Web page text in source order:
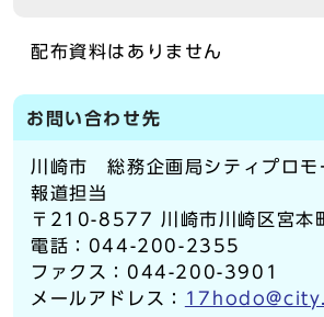
配布資料はありません
お問い合わせ先
川崎市 総務企画局シティプロモ
報道担当
〒210-8577 川崎市川崎区宮本
電話：044-200-2355
ファクス：044-200-3901
メールアドレス：